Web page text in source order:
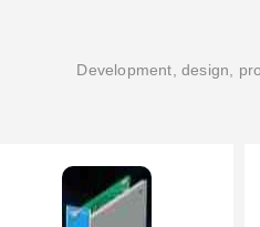
Development, design,